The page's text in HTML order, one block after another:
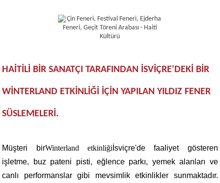
HAITILI BIR SANATÇI TARAFINDAN İSVIÇRE'DEKI BIR
WINTERLAND ETKINLIĞI IÇIN YAPILAN YILDIZ FENER
SÜSLEMELERI.
Müşteri birWinterland etkinliği İsviçre'de faaliyet gösteren
işletme, buz pateni pisti, eğlence parkı, yemek alanları ve
canlı performanslar gibi mevsimlik etkinlikler sunmaktadır.